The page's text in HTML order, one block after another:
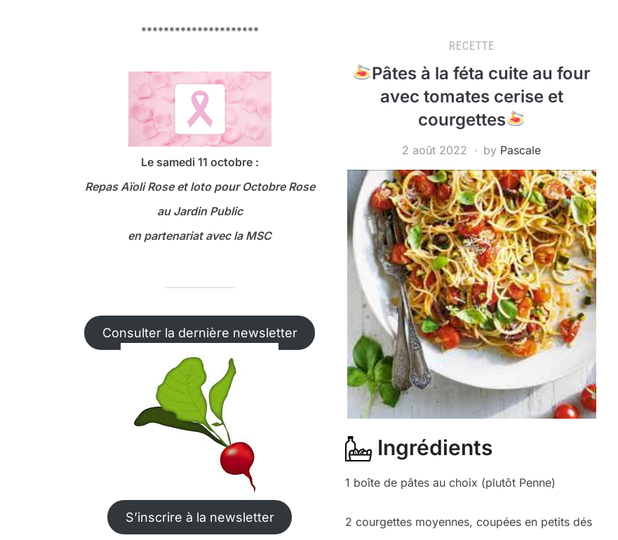
*********************
Le samedi 11 octobre :
Repas Aïoli Rose et loto pour Octobre Rose
au Jardin Public
en partenariat avec la MSC
Consulter la dernière newsletter
S’inscrire à la newsletter
RECETTE
Pâtes à la féta cuite au four
avec tomates cerise et
courgettes
2 août 2022 by Pascale
Ingrédients
1 boîte de pâtes au choix (plutôt Penne)
2 courgettes moyennes, coupées en petits dés